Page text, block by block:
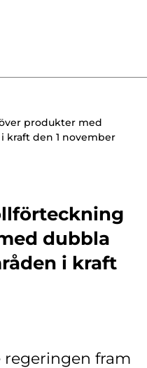
Sök
produkter med
kraft den 1 november
dubbla
i kraft
regeringen fram